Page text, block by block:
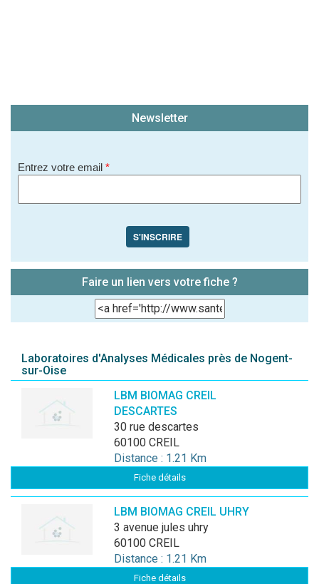
Newsletter
Entrez votre email *
S'INSCRIRE
Faire un lien vers votre fiche ?
Laboratoires d'Analyses Médicales près de Nogent-
sur-Oise
LBM BIOMAG CREIL
DESCARTES
30 rue descartes
60100 CREIL
Distance : 1.21 Km
Fiche détails
LBM BIOMAG CREIL UHRY
3 avenue jules uhry
60100 CREIL
Distance : 1.21 Km
Fiche détails